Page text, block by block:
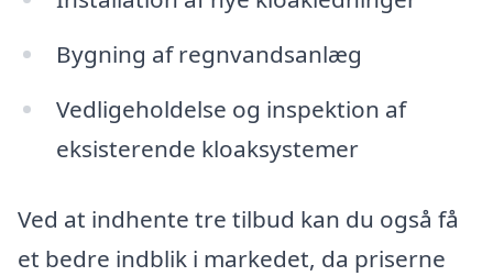
Bygning af regnvandsanlæg
Vedligeholdelse og inspektion af
eksisterende kloaksystemer
Ved at indhente tre tilbud kan du også få
et bedre indblik i markedet, da priserne